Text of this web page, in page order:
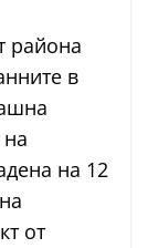
района
в
на 12
от